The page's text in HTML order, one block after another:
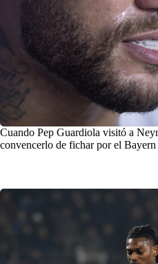
Cuando Pep Guardiola visitó a
convencerlo de fichar por el